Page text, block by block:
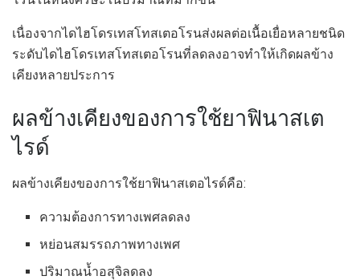
เนื่องจากไดไฮโดรเทสโทสเตอโรนส่งผลต่อเนื้อเยื่อหลายชนิด
ระดับไดไฮโดรเทสโทสเตอโรนที่ลดลงอาจทำให้เกิดผลข้าง
เคียงหลายประการ
ผลข้างเคียงของการใช้ยาฟินาสเต
ไรด์
ผลข้างเคียงของการใช้ยาฟินาสเตอไรด์คือ:
ความต้องการทางเพศลดลง
หย่อนสมรรถภาพทางเพศ
ปริมาณน้ำอสุจิลดลง